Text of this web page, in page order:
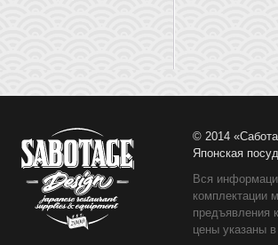
© 2014
Японская
Вся
комплектации
предъявления
цены указаны